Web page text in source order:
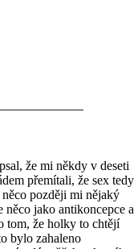
že mi někdy v deseti
přemítali, že sex tedy
později mi nějaký
jako antikoncepce a
tom, že holky to chtějí
bylo zahaleno